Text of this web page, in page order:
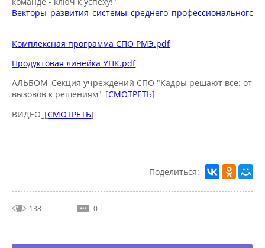
Продуктовая линейка УПК.pdf
АЛЬБОМ_Секция учреждений СПО "Кадры решают все: от
ВИДЕО_[ СМОТРЕТЬ]